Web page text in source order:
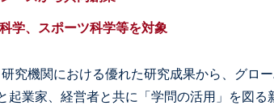
学、スポーツ科学等を対象
究機関における優れた研究成果から、グロ
業家、経営者と共に「学問の活用」を図る